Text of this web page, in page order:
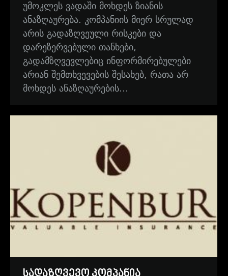
უმოკლეს ვადაში მოხდეს ზიანის
ანაზღაურება. კომპანიის მიერ სრულად
არის გადაზღვეული რისკები და
დარეზერვებული თანხები,
გადამზღვევლებიც ინფორმირებულები
არიან შემთხვევების შესახებ, რათა არ
მოხდეს ანაზღაურების…